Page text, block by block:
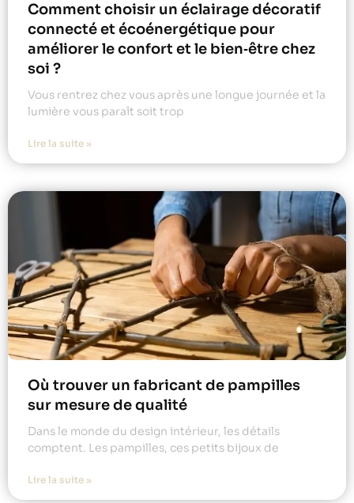
Comment choisir un éclairage décoratif
connecté et écoénergétique pour
améliorer le confort et le bien‑être chez
soi ?
Vous rentrez chez vous après une longue journée et la
lumière vous paraît soit trop
Lire la suite »
Où trouver un fabricant de pampilles
sur mesure de qualité
Dans le monde du design intérieur, les détails
comptent. Les pampilles, ces petits bijoux de
Lire la suite »